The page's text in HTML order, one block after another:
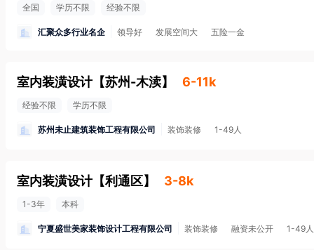
全国 学历不限 经验不限
汇聚众多行业名企 领导好 发展空间大 五险一金
室内装潢设计 【苏州-木渎】 6-11k
经验不限 学历不限
苏州未止建筑装饰工程有限公司 装饰装修 1-49人
室内装潢设计 【利通区】 3-8k
1-3年 本科
宁夏盛世美家装饰设计工程有限公司 装饰装修 融资未公开 1-49人